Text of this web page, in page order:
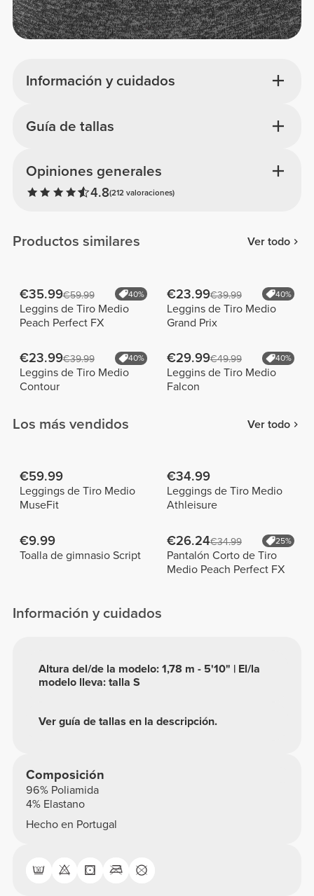
Información y cuidados
Opiniones generales
4.8(212 valoraciones)
Guía de tallas
Productos similares Ver todo
€35.99€59.99 40%
Leggins de Tiro Medio
Peach Perfect FX
€23.99€39.99 40%
Leggins de Tiro Medio
Grand Prix
€23.99€39.99 40%
Leggins de Tiro Medio
Contour
€29.99€49.99 40%
Leggins de Tiro Medio
Falcon
Los más vendidos Ver todo
€59.99
Leggings de Tiro Medio
MuseFit
€34.99
Leggings de Tiro Medio
Athleisure
€9.99
Toalla de gimnasio Script
€26.24€34.99 25%
Pantalón Corto de Tiro
Medio Peach Perfect FX
Información y cuidados
Ver guía de tallas en la descripción.
Altura del/de la modelo: 1,78 m - 5'10" | El/la
modelo lleva: talla S
Composición
96% Poliamida
4% Elastano
Hecho en Portugal